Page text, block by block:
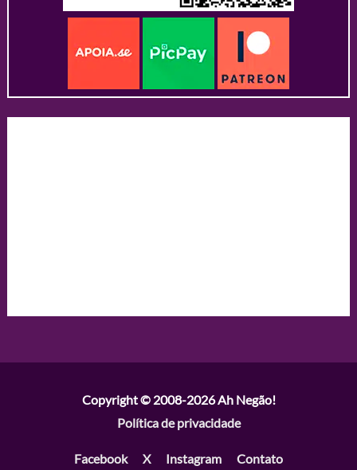
Copyright © 2008-2026Ah Negão!
Política de privacidade
Facebook X Instagram Contato